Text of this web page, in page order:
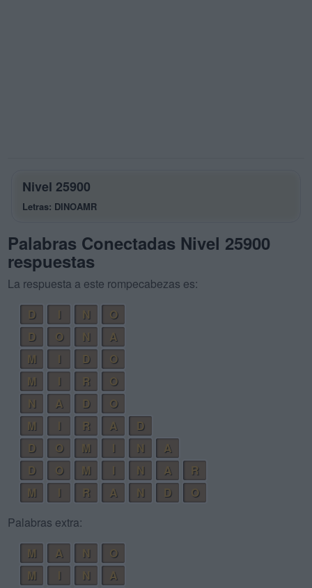
Nivel 25900
Letras: DINOAMR
Palabras Conectadas Nivel 25900
respuestas
La respuesta a este rompecabezas es:
D
N
O
D
O N
A
M
D
O
M
R
O
N
A D
O
M
R A
D
D
O M N
A
D
O M N A
R
M
R A N D
O
Palabras extra:
M
A N
O
M
N
A